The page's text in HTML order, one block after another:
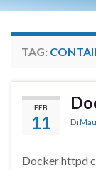
TAG:
FEB
11 Di
Docker httpd